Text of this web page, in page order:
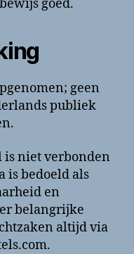
goed.
geen
publiek
niet verbonden
is bedoeld als
en
belangrijke
altijd via